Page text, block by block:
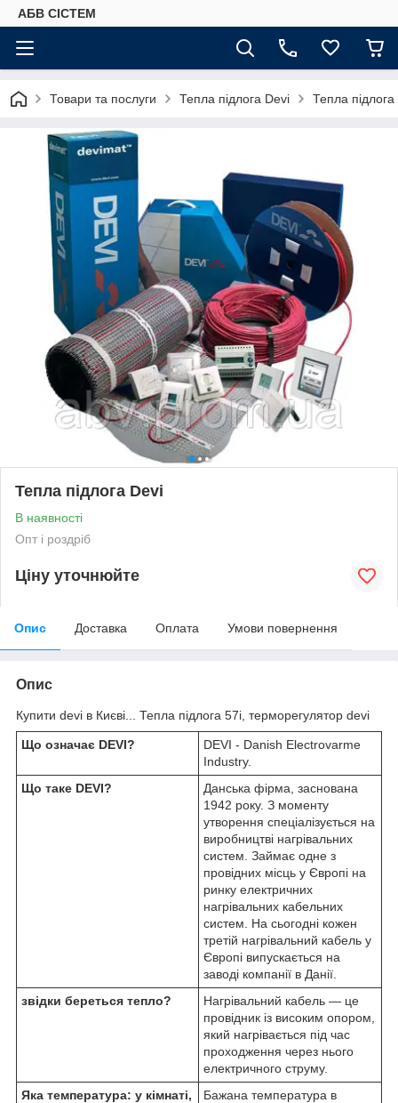
АБВ СІСТЕМ
Товари та послуги Тепла підлога Devi Тепла
Тепла підлога Devi
В наявності
Опт і роздріб
Ціну уточнюйте
Опис Доставка Оплата Умови повернення
Опис
Купити devi в Києві... Тепла підлога 57i, терморегулятор devi
Що означає DEVI?
DEVI - Danish Electrovarme
Industry.
Що таке DEVI?
Данська фірма, заснована
1942 року. З моменту
утворення спеціалізується на
виробництві нагрівальних
систем. Займає одне з
провідних місць у Європі на
ринку електричних
нагрівальних кабельних
систем. На сьогодні кожен
третій нагрівальний кабель у
Європі випускається на
заводі компанії в Данії.
звідки береться тепло?
Нагрівальний кабель — це
провідник із високим опором,
який нагрівається під час
проходження через нього
електричного струму.
Яка температура: у кімнаті,
Бажана температура в